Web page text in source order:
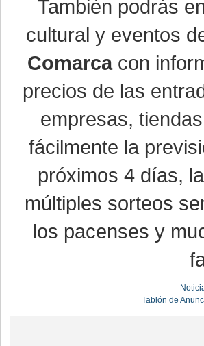
También podrás
cultural y eventos
Comarcacon
precios de las
empresas,
fácilmente la
próximos 4 días,
múltiples sorteos
los pacenses y
Tablón de